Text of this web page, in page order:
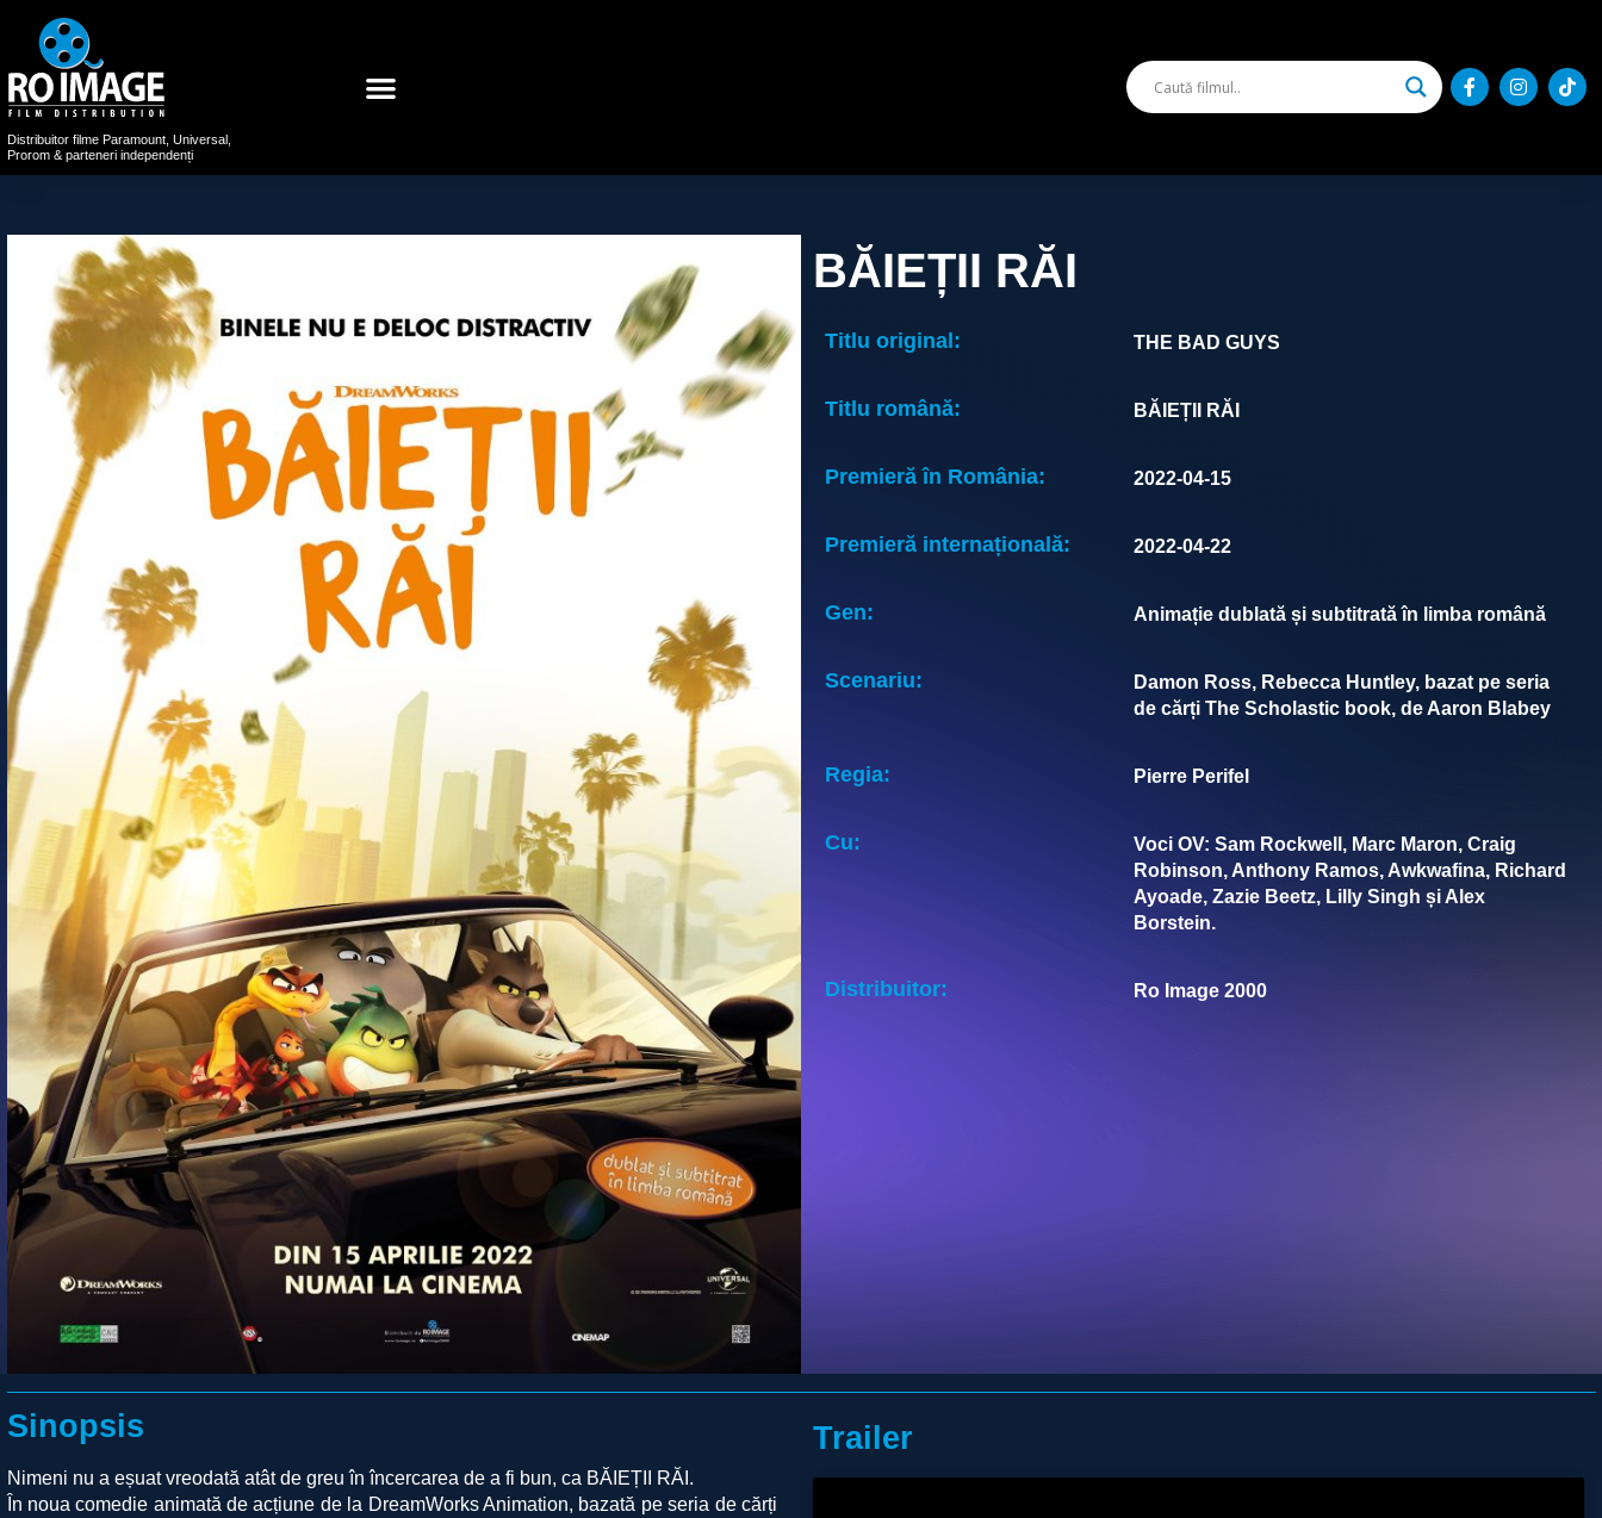
Distribuitor filme Paramount, Universal,
Prorom & parteneri independenți
BĂIEȚII RĂI
Titlu original: THE BAD GUYS
Titlu română: BĂIEȚII RĂI
Premieră în România: 2022-04-15
Premieră internațională: 2022-04-22
Gen: Animație dublată și subtitrată în limba română
Scenariu:
Damon Ross, Rebecca Huntley, bazat pe seria
de cărți The Scholastic book, de Aaron Blabey
Regia: Pierre Perifel
Cu:
Voci OV: Sam Rockwell, Marc Maron, Craig
Robinson, Anthony Ramos, Awkwafina, Richard
Ayoade, Zazie Beetz, Lilly Singh și Alex
Borstein.
Distribuitor: Ro Image 2000
Sinopsis
Nimeni nu a eșuat vreodată atât de greu în încercarea de a fi bun, ca BĂIEȚII RĂI.
În noua comedie animată de acțiune de la DreamWorks Animation, bazată pe seria de cărți
Trailer